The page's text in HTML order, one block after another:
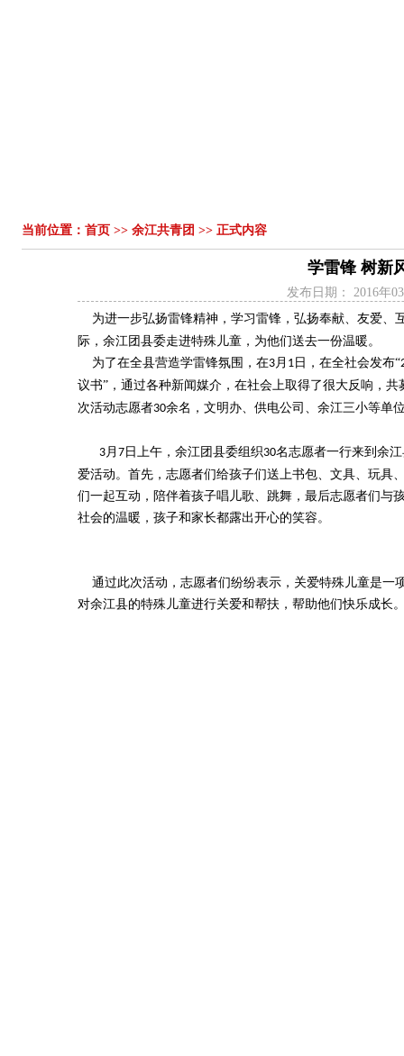
当前位置： 首页 >> 余江共青团 >> 正式内容
学雷锋 树新
发布日期：
2016年
为进一步弘扬雷锋精神，学习雷锋，弘扬奉献、友爱、
际，余江团县委走进特殊儿童，为他们送去一份温暖。
为了在全县营造学雷锋氛围，在3月 1 日，在全社会发布“
议书”，通过各种新闻媒介，在社会上取得了很大反响，共
次活动志愿者30余名，文明办、供电公司、余江三小等单
3月 7 日 上午，余江团县委组织30名志愿者一行来到余
爱活动。首先，志愿者们给孩子们送上书包、文具、玩具
们一起互动，陪伴着孩子唱儿歌、跳舞，最后志愿者们与
社会的温暖，孩子和家长都露出开心的笑容。
通过此次活动，志愿者们纷纷表示，关爱特殊儿童是一
对余江县的特殊儿童进行关爱和帮扶，帮助他们快乐成长